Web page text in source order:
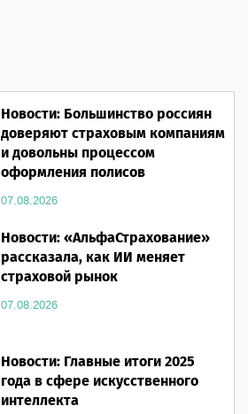
Новости: Большинство россиян
доверяют страховым компаниям
и довольны процессом
оформления полисов
07.08.2026
Новости: «АльфаСтрахование»
рассказала, как ИИ меняет
страховой рынок
07.08.2026
Новости: Главные итоги 2025
года в сфере искусственного
интеллекта